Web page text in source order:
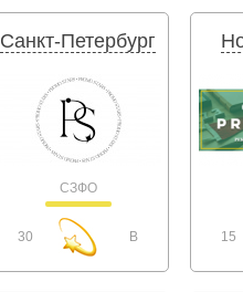
Санкт-Петербург
СЗФО
30 B 15